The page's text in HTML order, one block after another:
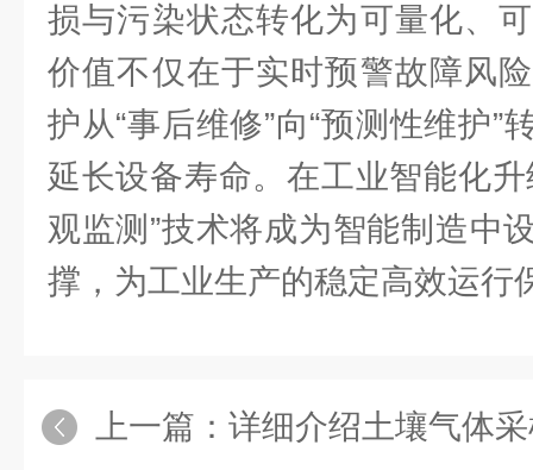
损与污染状态转化为可量化、
价值不仅在于实时预警故障风
护从“事后维修”向“预测性维护”
延长设备寿命。在工业智能化
观监测”技术将成为智能制造中
撑，为工业生产的稳定高效运行
上一篇： 详细介绍土壤气体